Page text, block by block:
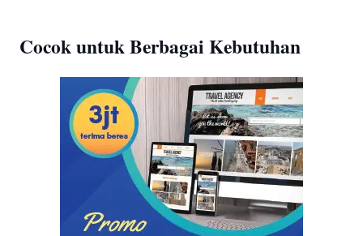
Cocok untuk Berbagai Kebutuhan